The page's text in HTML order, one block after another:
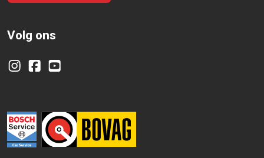
Volg ons
Instagram
FacebookYouTube